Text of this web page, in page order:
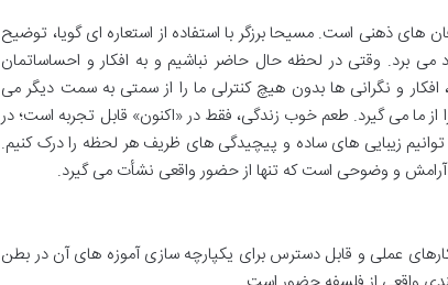
ذهنی است. مسیحا برزگر با استفاده از استعاره ای گویا، توضیح
برد. وقتی در لحظه حال حاضر نباشیم و به افکار و احساساتمان
و نگرانی ها بدون هیچ کنترلی ما را از سمتی به سمت دیگر می
می گیرد. طعم خوب زندگی، فقط در «اکنون» قابل تجربه است؛ در
زیبایی های ساده و پیچیدگی های ظریف هر لحظه را درک کنیم.
آرامش و وضوحی است که تنها از حضور واقعی نشأت می گیرد.
عملی و قابل دسترس برای یکپارچه سازی آموزه های آن در بطن